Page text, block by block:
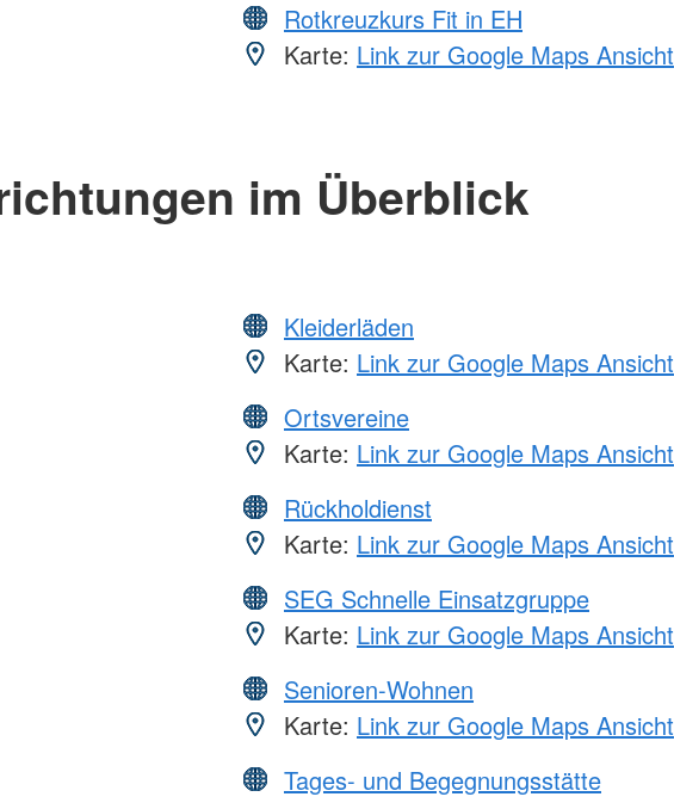
Rotkreuzkurs Fit in EH
Karte: Link zur Google Maps Ansicht
im Überblick
Kleiderläden
Karte: Link zur Google Maps Ansicht
Ortsvereine
Karte: Link zur Google Maps Ansicht
Rückholdienst
Karte: Link zur Google Maps Ansicht
SEG Schnelle Einsatzgruppe
Karte: Link zur Google Maps Ansicht
Senioren-Wohnen
Karte: Link zur Google Maps Ansicht
Tages- und Begegnungsstätte